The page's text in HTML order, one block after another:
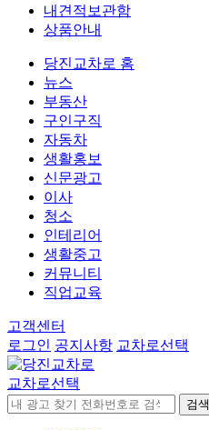
내견적보관함
상품안내
당진교차로 홈
뉴스
부동산
구인구직
자동차
생활홍보
신문광고
이사
청소
인테리어
생활중고
커뮤니티
직업교육
고객센터
로그인 공지사항 교차로선택
교차로선택
검색